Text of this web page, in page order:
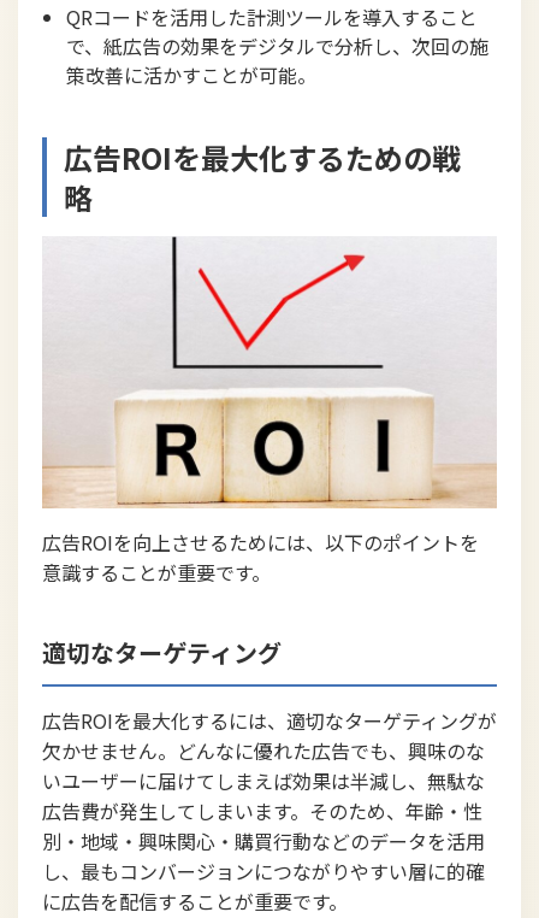
QRコードを活用した計測ツールを導入すること
で、紙広告の効果をデジタルで分析し、次回の施
策改善に活かすことが可能。
広告ROIを最大化するための戦
略
広告ROIを向上させるためには、以下のポイントを
意識することが重要です。
適切なターゲティング
広告ROIを最大化するには、適切なターゲティングが
欠かせません。どんなに優れた広告でも、興味のな
いユーザーに届けてしまえば効果は半減し、無駄な
広告費が発生してしまいます。そのため、年齢・性
別・地域・興味関心・購買行動などのデータを活用
し、最もコンバージョンにつながりやすい層に的確
に広告を配信することが重要です。